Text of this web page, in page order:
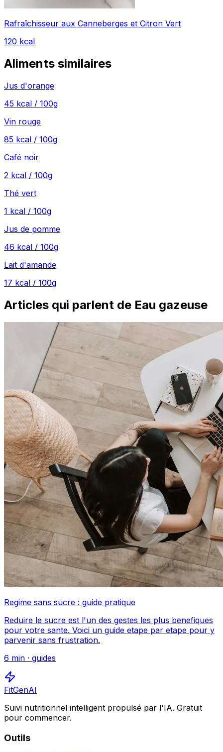
Rafraîchisseur aux Canneberges et Citron Vert
120 kcal
Aliments similaires
Jus d'orange
45 kcal / 100g
Vin rouge
85 kcal / 100g
Café noir
2 kcal / 100g
Thé vert
1 kcal / 100g
Jus de pomme
46 kcal / 100g
Lait d'amande
17 kcal / 100g
Articles qui parlent de Eau gazeuse
Regime sans sucre : guide pratique
Reduire le sucre est l'un des gestes les plus benefiques
pour votre sante. Voici un guide etape par etape pour y
parvenir sans frustration.
6 min · guides
FitGenAI
Suivi nutritionnel intelligent propulsé par l'IA. Gratuit
pour commencer.
Outils